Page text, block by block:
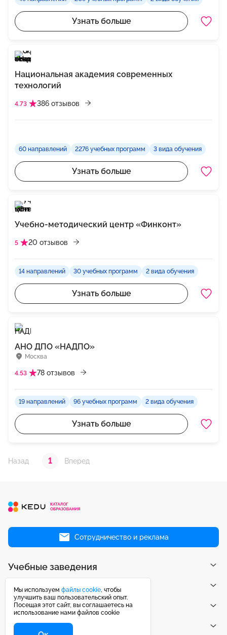
Узнать больше
Национальная академия современных
технологий
4.73 386 отзывов
60 направлений 2276 учебных программ 3 вида обучения
Узнать больше
Учебно-методический центр «Финконт»
5 20 отзывов
14 направлений 30 учебных программ 2 вида обучения
Узнать больше
Москва
АНО ДПО «НАДПО»
4.53 78 отзывов
19 направлений 96 учебных программ 2 вида обучения
Узнать больше
Назад 1 Вперед
Сотрудничество и реклама
Учебные заведения
Направления
Публикации
Центр поддержки
Мы используем файлы cookie, чтобы
улучшить ваш пользовательский опыт.
Посещая этот сайт, вы соглашаетесь на
использование нами файлов cookie